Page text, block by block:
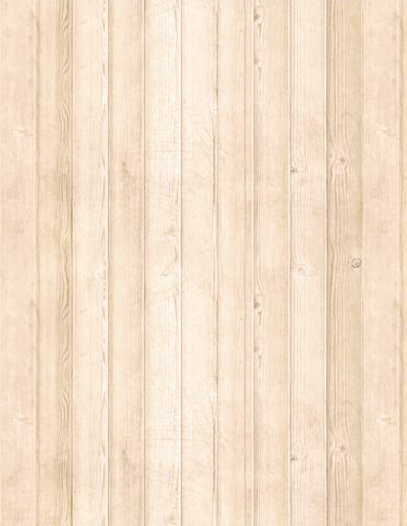
без письменного разрешения автора - запрещено, и будет преследоваться по